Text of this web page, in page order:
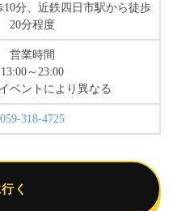
分、近鉄四日市駅から徒歩
20分程度
営業時間
13:00～23:00
ベントにより異なる
059-318-4725
く